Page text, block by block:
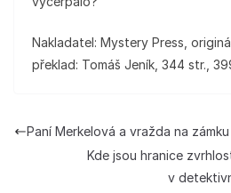
Nakladatel: Mystery Press,
překlad: Tomáš Jeník, 344 str.,
Paní Merkelová a vražda na
Kde jsou hranice
v